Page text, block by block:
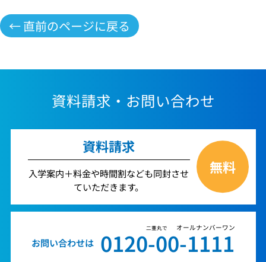
← 直前のページに戻る
資料請求・お問い合わせ
資料請求
入学案内＋料金や時間割なども同封させ
ていただきます。
無料
二重丸で オールナンバーワン
お問い合わせは 0120-00-1111